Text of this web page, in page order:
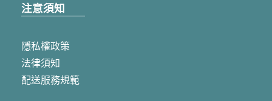
注意須知
隱私權政策
法律須知
配送服務規範